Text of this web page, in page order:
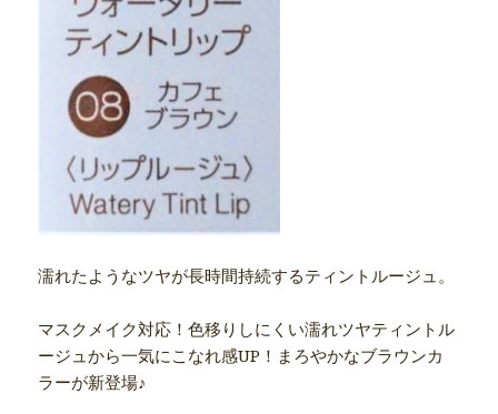
濡れたようなツヤが長時間持続するティントルージュ。
マスクメイク対応！色移りしにくい濡れツヤティントル
ージュから一気にこなれ感UP！まろやかなブラウンカ
ラーが新登場♪